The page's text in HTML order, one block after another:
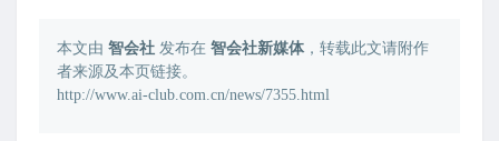
本文由 智会社 发布在 智会社新媒体，转载此文请附作
者来源及本页链接。
http://www.ai-club.com.cn/news/7355.html